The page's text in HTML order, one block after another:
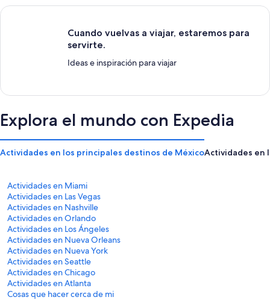
Cuando vuelvas a viajar, estaremos para
servirte.
Ideas e inspiración para viajar
Explora el mundo con Expedia
Actividades en los principales destinos de MéxicoActividades en
Actividades en Miami
Actividades en Las Vegas
Actividades en Nashville
Actividades en Orlando
Actividades en Los Ángeles
Actividades en Nueva Orleans
Actividades en Nueva York
Actividades en Seattle
Actividades en Chicago
Actividades en Atlanta
Cosas que hacer cerca de mi